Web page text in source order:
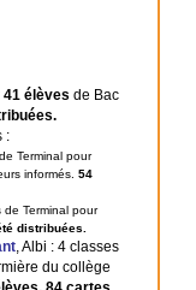
41 élèves de Bac
:
Terminal pour
informés. 54
Terminal pour
distribuées.
, Albi : 4 classes
du collège